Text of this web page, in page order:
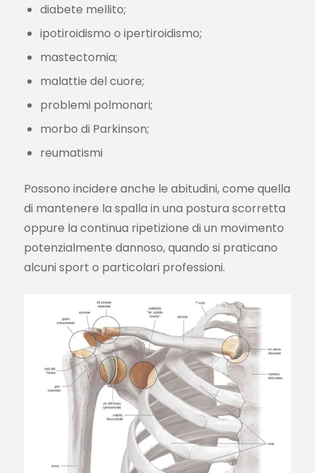
diabete mellito;
ipotiroidismo o ipertiroidismo;
mastectomia;
malattie del cuore;
problemi polmonari;
morbo di Parkinson;
reumatismi
Possono incidere anche le abitudini, come quella
di mantenere la spalla in una postura scorretta
oppure la continua ripetizione di un movimento
potenzialmente dannoso, quando si praticano
alcuni sport o particolari professioni.